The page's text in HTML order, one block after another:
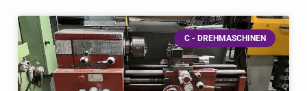
C - DREHMASCHINEN